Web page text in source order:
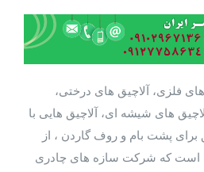
فلزی، آلاچیق های درختی،
های شیشه ای، آلاچیق هایی با
برای پشت بام و روف گاردن ، از
است که شرکت سازه های چادری